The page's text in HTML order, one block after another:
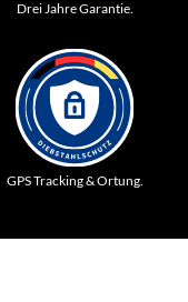
Drei Jahre Garantie.
GPS Tracking & Ortung.